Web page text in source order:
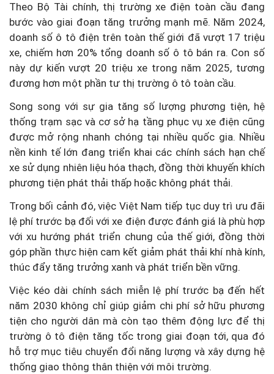
Theo Bộ Tài chính, thị trường xe điện toàn cầu đang
bước vào giai đoạn tăng trưởng mạnh mẽ. Năm 2024,
doanh số ô tô điện trên toàn thế giới đã vượt 17 triệu
xe, chiếm hơn 20% tổng doanh số ô tô bán ra. Con số
này dự kiến vượt 20 triệu xe trong năm 2025, tương
đương hơn một phần tư thị trường ô tô toàn cầu.
Song song với sự gia tăng số lượng phương tiện, hệ
thống trạm sạc và cơ sở hạ tầng phục vụ xe điện cũng
được mở rộng nhanh chóng tại nhiều quốc gia. Nhiều
nền kinh tế lớn đang triển khai các chính sách hạn chế
xe sử dụng nhiên liệu hóa thạch, đồng thời khuyến khích
phương tiện phát thải thấp hoặc không phát thải.
Trong bối cảnh đó, việc Việt Nam tiếp tục duy trì ưu đãi
lệ phí trước bạ đối với xe điện được đánh giá là phù hợp
với xu hướng phát triển chung của thế giới, đồng thời
góp phần thực hiện cam kết giảm phát thải khí nhà kính,
thúc đẩy tăng trưởng xanh và phát triển bền vững.
Việc kéo dài chính sách miễn lệ phí trước bạ đến hết
năm 2030 không chỉ giúp giảm chi phí sở hữu phương
tiện cho người dân mà còn tạo thêm động lực để thị
trường ô tô điện tăng tốc trong giai đoạn tới, qua đó
hỗ trợ mục tiêu chuyển đổi năng lượng và xây dựng hệ
thống giao thông thân thiện với môi trường.